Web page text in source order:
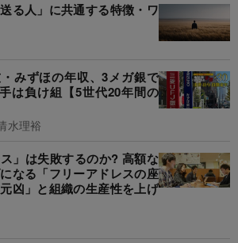
る人」に共通する特徴・ワ
みずほの年収、3メガ銀で
は負け組【5世代20年間の
水理裕
」は失敗するのか? 高額な
なる「フリーアドレスの座
凶」と組織の生産性を上げ